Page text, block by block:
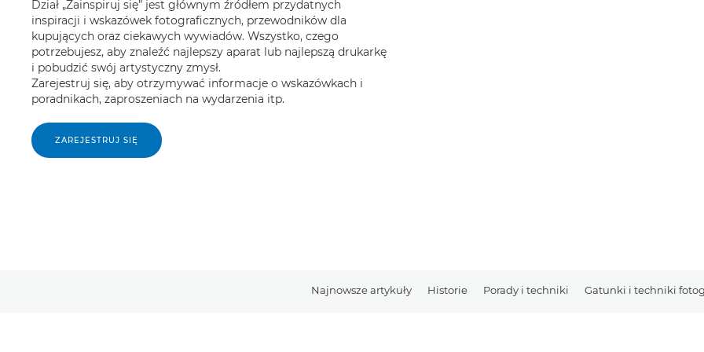
Dział „Zainspiruj się” jest głównym źródłem przydatnych
inspiracji i wskazówek fotograficznych, przewodników dla
kupujących oraz ciekawych wywiadów. Wszystko, czego
potrzebujesz, aby znaleźć najlepszy aparat lub najlepszą drukarkę
i pobudzić swój artystyczny zmysł.
Zarejestruj się, aby otrzymywać informacje o wskazówkach i
poradnikach, zaproszeniach na wydarzenia itp.
ZAREJESTRUJ SIĘ
Najnowsze artykuły Historie Porady i techniki Gatunki i techniki